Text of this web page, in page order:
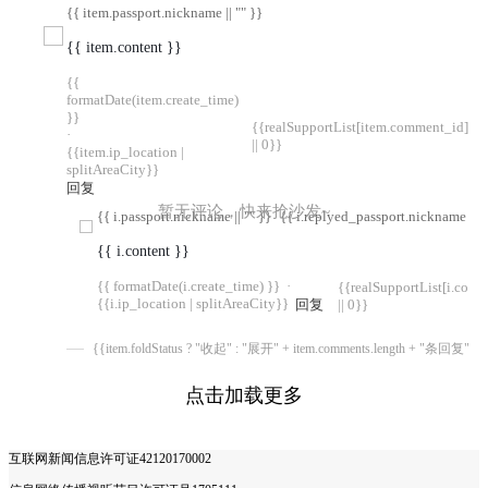
{{ item.passport.nickname || "" }}
{{ item.content }}
{{
formatDate(item.create_time)
}}
·
{{item.ip_location |
splitAreaCity}}
回复
{{realSupportList[item.comment_id]
|| 0}}
{{ i.passport.nickname || "" }} {{ i.replyed_passport.nickname ||
{{ i.content }}
{{ formatDate(i.create_time) }} ·
{{i.ip_location | splitAreaCity}} 回复
|| 0}}
{{item.foldStatus ? "收起" : "展开" + item.comments.length + "条回复"}}
暂无评论，快来抢沙发~
点击加载更多
互联网新闻信息许可证42120170002